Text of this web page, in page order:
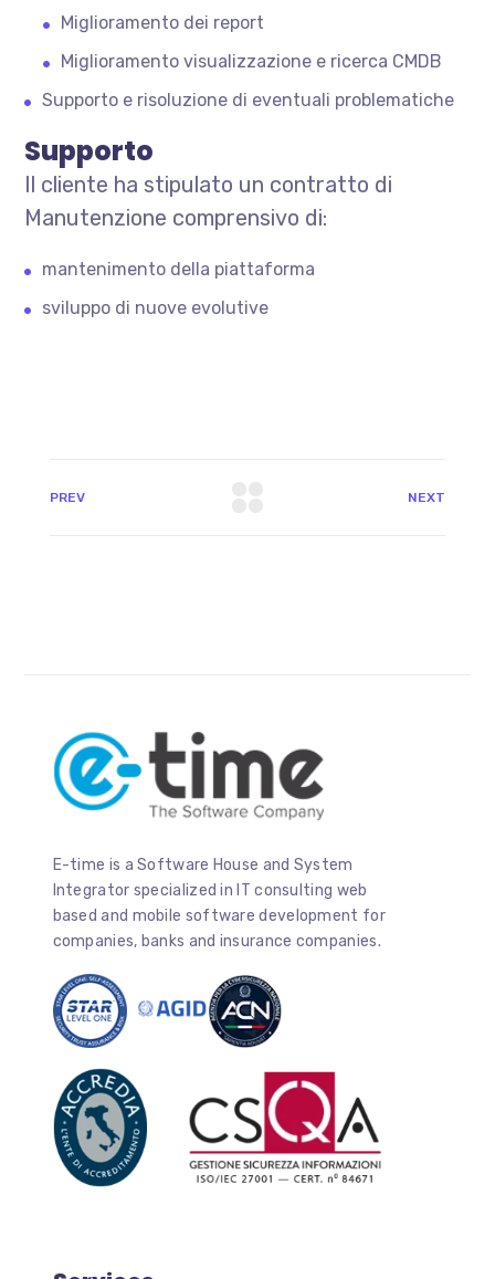
Miglioramento dei report
Miglioramento visualizzazione e ricerca CMDB
Supporto e risoluzione di eventuali problematiche
Supporto
Il cliente ha stipulato un contratto di
Manutenzione comprensivo di:
mantenimento della piattaforma
sviluppo di nuove evolutive
PREV NEXT
E-time is a Software House and System
Integrator specialized in IT consulting web
based and mobile software development for
companies, banks and insurance companies.